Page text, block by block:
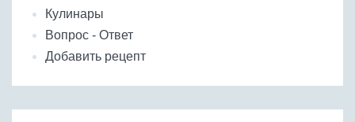
Кулинары
Вопрос - Ответ
Добавить рецепт